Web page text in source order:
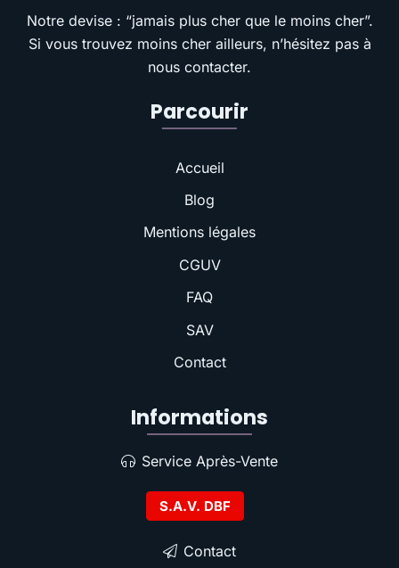
Notre devise : “jamais plus cher que le moins cher”.
Si vous trouvez moins cher ailleurs, n’hésitez pas à
nous contacter.
Parcourir
Accueil
Blog
Mentions légales
CGUV
FAQ
SAV
Contact
Informations
Service Après-Vente
S.A.V. DBF
Contact